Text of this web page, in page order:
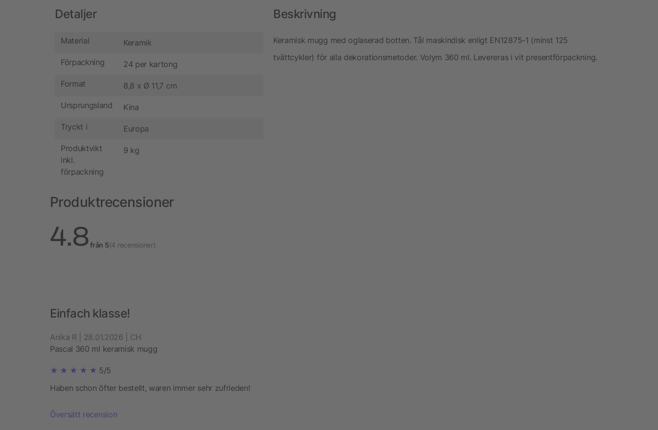
Detaljer
Material Keramik
Förpackning 24 per kartong
Format 8,8 x Ø 11,7 cm
Ursprungsland Kina
Tryckt i Europa
Produktvikt
inkl.
förpackning
9 kg
Beskrivning
Keramisk mugg med oglaserad botten. Tål maskindisk enligt EN12875-1 (minst 125
tvättcykler) för alla dekorationsmetoder. Volym 360 ml. Levereras i vit presentförpackning.
Produktrecensioner
4.8från 5(4 recensioner)
Einfach klasse!
Anika R | 28.01.2026 | CH
Pascal 360 ml keramisk mugg
5/5
Haben schon öfter bestellt, waren immer sehr zufrieden!
Översätt recension